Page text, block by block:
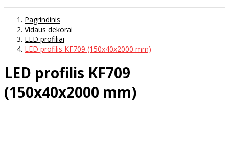
Pagrindinis
Vidaus dekorai
LED profiliai
LED profilis KF709 (150x40x2000 mm)
LED profilis KF709
(150x40x2000 mm)